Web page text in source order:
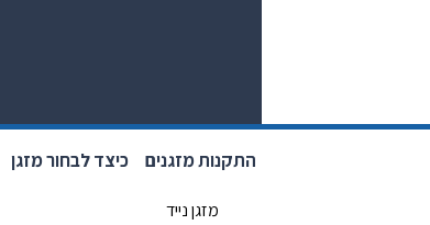
התקנות מזגנים כיצד לבחור מזגן
מזגן נייד